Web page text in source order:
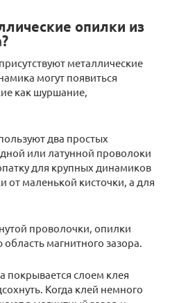
опилки из
металлические
могут появиться
как шуршание,
два простых
или латунной проволоки
для крупных динамиков
от маленькой кисточки, а для
проволочки, опилки
магнитного зазора.
покрывается слоем клея
Когда клей немного